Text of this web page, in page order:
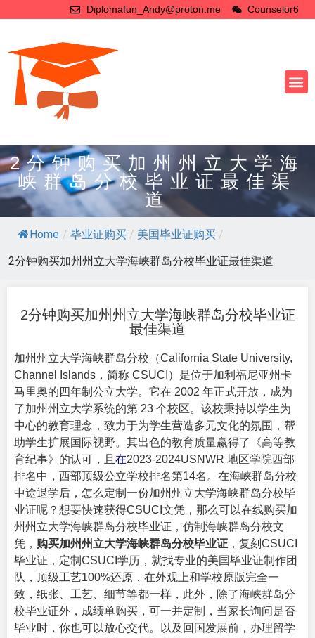
Diplomafun_Andy@proton.me Counselor6
2分钟购买加州州立大学海
峡群岛分校毕业证最佳渠
道
Home / 毕业证购买 / 美国毕业证购买 /
2分钟购买加州州立大学海峡群岛分校毕业证最佳渠道
2分钟购买加州州立大学海峡群岛分校毕业证
最佳渠道
加州州立大学海峡群岛分校（California State University,
Channel Islands ，简称 CSUCI）是位于加利福尼亚州卡
马里奥的四年制公立大学。它在 2002 年正式开放，成为
了加州州立大学系统的第 23 个校区。该校秉持以学生为
中心的教育理念，致力于为学生营造多元文化的氛围，帮
助学生扩展国际视野。其出色的教育质量赢得了《高等教
育纪事》的认可，且 在2023-2024USNWR 地区学院西部
排名中，西部顶级公立学校排名第14名。在海峡群岛分校
中途退学后，怎么定制一份加州州立大学海峡群岛分校毕
业证呢？想要快速获得CSUCI文凭，那么可以在线购买加
州州立大学海峡群岛分校毕业证，仿制海峡群岛分校文
凭， 购买加州州立大学海峡群岛分校毕业证 ，复刻CSUCI
毕业证，定制CSUCI学历，就找专业的美国毕业证制作团
队，顶级工艺100%还原，在外观上和学校原版完全一
致，纸张、工艺、细节等都一样，此外，除了海峡群岛分
校毕业证外，成绩单购买，可一并定制，当家长询问是否
毕业时，你也可以放心交代。以及回国发展前，办理留学